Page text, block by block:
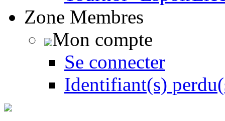
Zone Membres
Mon compte
Se connecter
Identifiant(s)